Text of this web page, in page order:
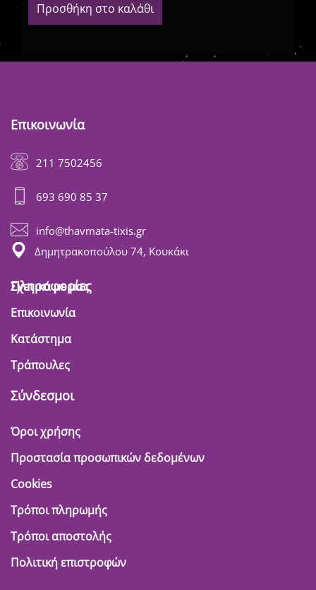
Προσθήκη στο καλάθι
Επικοινωνία
211 7502456
693 690 85 37
info@thavmata-tixis.gr
Δημητρακοπούλου 74, Κουκάκι
Πληροφορίες
Σχετικά με μας
Επικοινωνία
Κατάστημα
Τράπουλες
Σύνδεσμοι
Όροι χρήσης
Προστασία προσωπικών δεδομένων
Cookies
Τρόποι πληρωμής
Τρόποι αποστολής
Πολιτική επιστροφών